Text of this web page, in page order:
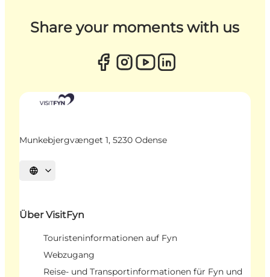
Share your moments with us
Munkebjergvænget 1, 5230 Odense
Sprache auswählen
Über VisitFyn
Touristeninformationen auf Fyn
Webzugang
Reise- und Transportinformationen für Fyn und